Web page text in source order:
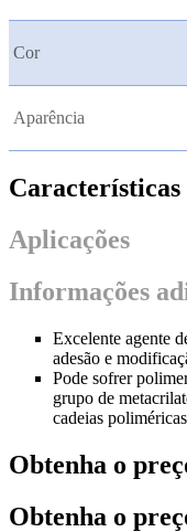
Cor
Aparência
Características
Aplicações
Informações
Excelente agente
adesão e
Pode sofrer
grupo de
cadeias
Obtenha o
Obtenha o